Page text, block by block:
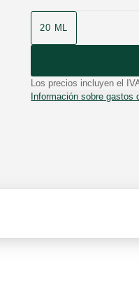
20 ML
Los precios incluyen el
Información sobre gastos